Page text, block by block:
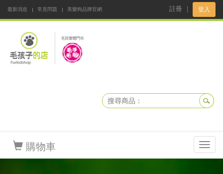
最新消息 常見問題
美樂狗品牌官網
註冊 登入
購物車